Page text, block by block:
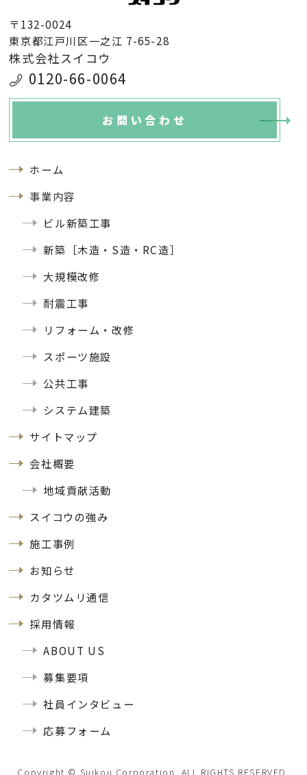
〒132-0024
東京都江戸川区一之江 7-65-28
株式会社スイコウ
0120-66-0064
お問い合わせ
ホーム
事業内容
ビル新築工事
新築［木造・S造・RC造］
大規模改修
耐震工事
リフォーム・改修
スポーツ施設
公共工事
システム建築
サイトマップ
会社概要
地域貢献活動
スイコウの強み
施工事例
お知らせ
カタツムリ通信
採用情報
ABOUT US
募集要項
社員インタビュー
応募フォーム
Copyright © Suikou Corporation. ALL RIGHTS RESERVED.